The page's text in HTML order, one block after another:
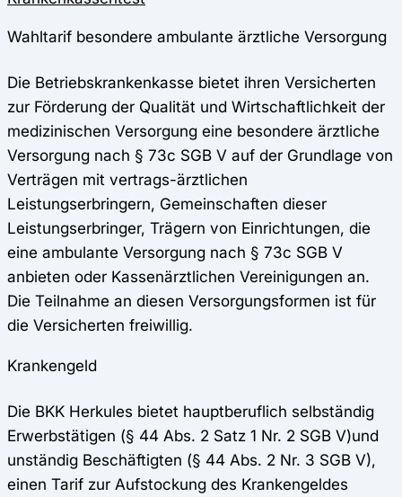
Wahltarif besondere ambulante ärztliche Versorgung
Die Betriebskrankenkasse bietet ihren Versicherten
zur Förderung der Qualität und Wirtschaftlichkeit der
medizinischen Versorgung eine besondere ärztliche
Versorgung nach § 73c SGB V auf der Grundlage von
Verträgen mit vertrags-ärztlichen
Leistungserbringern, Gemeinschaften dieser
Leistungserbringer, Trägern von Einrichtungen, die
eine ambulante Versorgung nach § 73c SGB V
anbieten oder Kassenärztlichen Vereinigungen an.
Die Teilnahme an diesen Versorgungsformen ist für
die Versicherten freiwillig.
Krankengeld
Die BKK Herkules bietet hauptberuflich selbständig
Erwerbstätigen (§ 44 Abs. 2 Satz 1 Nr. 2 SGB V)und
unständig Beschäftigten (§ 44 Abs. 2 Nr. 3 SGB V),
einen Tarif zur Aufstockung des Krankengeldes